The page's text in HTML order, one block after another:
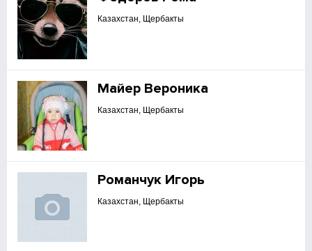
Казахстан, Щербакты
Майер Вероника
Казахстан, Щербакты
Романчук Игорь
Казахстан, Щербакты